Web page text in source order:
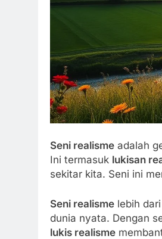
Seni realisme adalah
Ini termasuk lukisan
sekitar kita. Seni ini
Seni realisme lebih
dunia nyata. Dengan
lukis realisme